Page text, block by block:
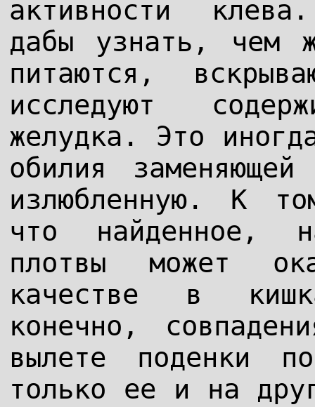
активности
дабы узнать, чем
питаются,
исследуют
желудка. Это
обилия
излюбленную. К
что найденное,
плотвы может
качестве в
конечно,
вылете поденки
только ее и на